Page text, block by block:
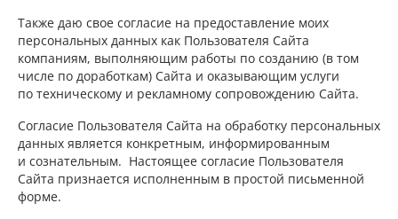
Также даю свое согласие на предоставление моих
персональных данных как Пользователя Сайта
компаниям, выполняющим работы по созданию (в том
числе по доработкам) Сайта и оказывающим услуги
по техническому и рекламному сопровождению Сайта.
Согласие Пользователя Сайта на обработку персональных
данных является конкретным, информированным
и сознательным. Настоящее согласие Пользователя
Сайта признается исполненным в простой письменной
форме.